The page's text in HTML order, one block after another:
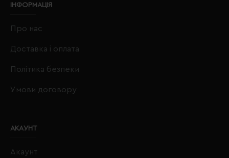
ІНФОРМАЦІЯ
Про нас
Доставка і оплата
Політика безпеки
Умови договору
АКАУНТ
Акаунт